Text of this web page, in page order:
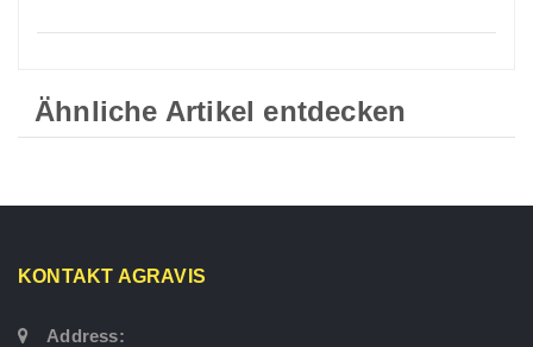
Ähnliche Artikel entdecken
KONTAKT AGRAVIS
Address: